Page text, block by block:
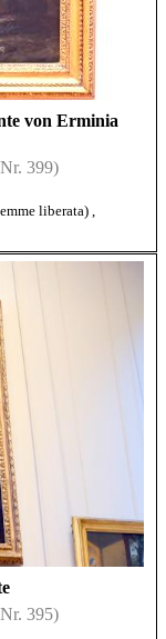
von Erminia
399)
liberata)
395)